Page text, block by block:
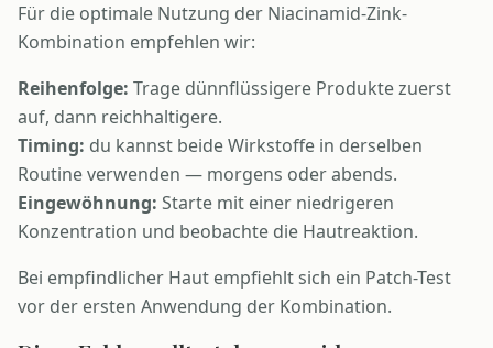
Für die optimale Nutzung der Niacinamid-Zink-
Kombination empfehlen wir:
Reihenfolge: Trage dünnflüssigere Produkte zuerst
auf, dann reichhaltigere.
Timing: du kannst beide Wirkstoffe in derselben
Routine verwenden — morgens oder abends.
Eingewöhnung: Starte mit einer niedrigeren
Konzentration und beobachte die Hautreaktion.
Bei empfindlicher Haut empfiehlt sich ein Patch-Test
vor der ersten Anwendung der Kombination.